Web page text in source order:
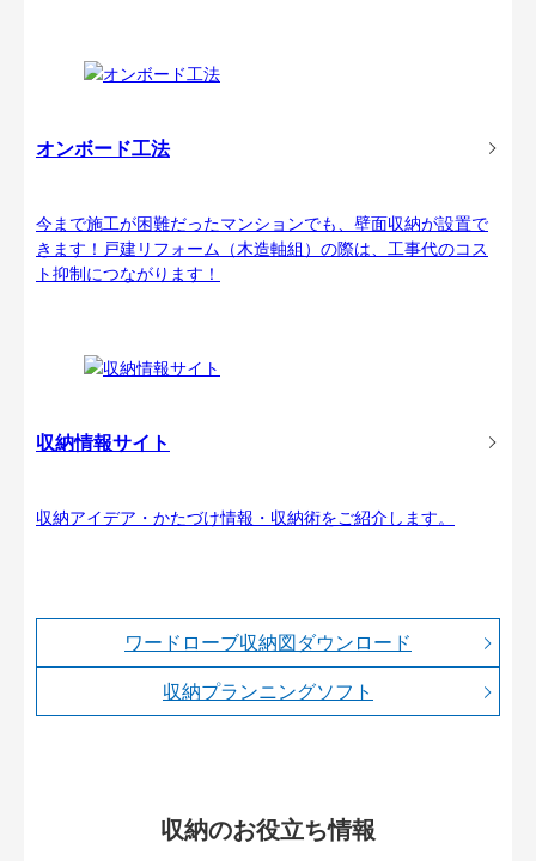
オンボード工法
今まで施工が困難だったマンションでも、壁面収納が設置で
きます！戸建リフォーム（木造軸組）の際は、工事代のコス
ト抑制につながります！
収納情報サイト
収納アイデア・かたづけ情報・収納術をご紹介します。
ワードローブ収納図ダウンロード
収納プランニングソフト
収納のお役立ち情報